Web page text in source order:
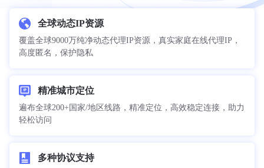
全球动态IP资源
覆盖全球9000万纯净动态代理IP资源，真实家庭在线代理IP，
高度匿名，保护隐私
精准城市定位
遍布全球200+国家/地区线路，精准定位，高效稳定连接，助力
轻松访问
多种协议支持